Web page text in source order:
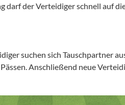
darf der Verteidiger schnell auf
suchen sich Tauschpartner
Anschließend neue